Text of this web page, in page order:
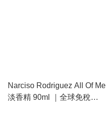
Narciso Rodriguez All Of Me
淡香精 90ml ｜全球免稅正